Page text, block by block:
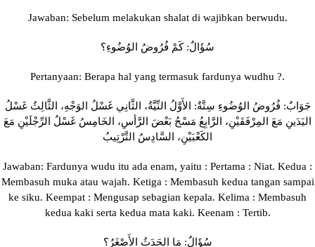
Jawaban: Sebelum melakukan shalat di wajibkan berwudu.
سُؤَالٌ: كَمْ فُرُوضُ الوُضُوءِ؟
Pertanyaan: Berapa hal yang termasuk fardunya wudhu ?.
جَوَابٌ: فُرُوضُ الوُضُوءِ سِتَّةٌ: الأَوَّلُ النِّيَّةُ، الثَّانِي غَسْلُ الوَجْهِ، الثَّالِثُ غَسْلُ
اليَدَينِ مَعَ المِرْفَقَيْنِ، الرَّابِعُ مَسْحُ بَعْضَ الرَّأسِ، الخَامِسُ غَسْلُ الرِّجْلَيْنِ مَعَ
الكَعْبَيْنِ، السَّادِسُ التَّرْتِيبُ
Jawaban: Fardunya wudu itu ada enam, yaitu : Pertama : Niat. Kedua :
Membasuh muka atau wajah. Ketiga : Membasuh kedua tangan sampai
ke siku. Keempat : Mengusap sebagian kepala. Kelima : Membasuh
kedua kaki serta kedua mata kaki. Keenam : Tertib.
سُؤَالٌ: مَا الحَدَثُ الأَصْغَرُ؟